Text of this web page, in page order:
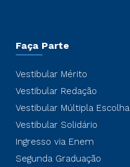
Faça Parte
Vestibular Mérito
Vestibular Redação
Vestibular Múltipla Escolha
Vestibular Solidário
Ingresso via Enem
Segunda Graduação